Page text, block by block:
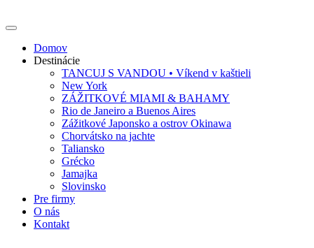
Domov
Destinácie
TANCUJ S VANDOU • Víkend v kaštieli
New York
ZÁŽITKOVÉ MIAMI & BAHAMY
Rio de Janeiro a Buenos Aires
Zážitkové Japonsko a ostrov Okinawa
Chorvátsko na jachte
Taliansko
Grécko
Jamajka
Slovinsko
Pre firmy
O nás
Kontakt